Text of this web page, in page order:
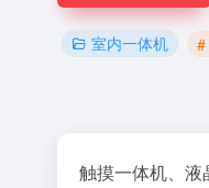
室内一体机 #
触摸一体机、